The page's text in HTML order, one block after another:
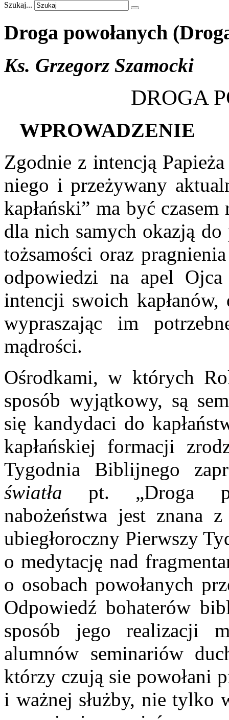
Szukaj...
Droga powołanych
Ks. Grzegorz Szamocki
DROGA
WPROWADZENIE
Zgodnie z intencją
niego i przeżywany
kapłański” ma być
dla nich samych okazją do
tożsamości oraz
odpowiedzi na apel
intencji swoich
wypraszając im
mądrości.
Ośrodkami, w których
sposób wyjątkowy, są
się kandydaci do
kapłańskiej formacji
Tygodnia Biblijnego
światłapt. „Droga
nabożeństwa jest znana
ubiegłoroczny Pierwszy
o medytację nad
o osobach powołanych
Odpowiedź bohaterów
sposób jego realizacji
alumnów seminariów
którzy czują sie powołani
i ważnej służby, nie tylko